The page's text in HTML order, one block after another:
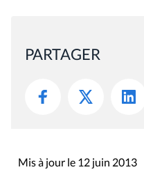
PARTAGER
Mis à jour le 12 juin 2013